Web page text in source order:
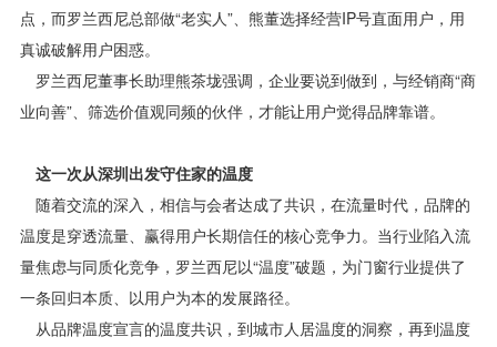
点，而罗兰西尼总部做“老实人”、熊董选择经营IP号直面用户，用
真诚破解用户困惑。
罗兰西尼董事长助理熊茶垅强调，企业要说到做到，与经销商“商
业向善”、筛选价值观同频的伙伴，才能让用户觉得品牌靠谱。
这一次从深圳出发守住家的温度
随着交流的深入，相信与会者达成了共识，在流量时代，品牌的
温度是穿透流量、赢得用户长期信任的核心竞争力。当行业陷入流
量焦虑与同质化竞争，罗兰西尼以“温度”破题，为门窗行业提供了
一条回归本质、以用户为本的发展路径。
从品牌温度宣言的温度共识，到城市人居温度的洞察，再到温度